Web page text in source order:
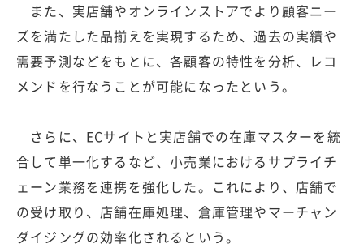
また、実店舗やオンラインストアでより顧客ニー
ズを満たした品揃えを実現するため、過去の実績や
需要予測などをもとに、各顧客の特性を分析、レコ
メンドを行なうことが可能になったという。
さらに、ECサイトと実店舗での在庫マスターを統
合して単一化するなど、小売業におけるサプライチ
ェーン業務を連携を強化した。これにより、店舗で
の受け取り、店舗在庫処理、倉庫管理やマーチャン
ダイジングの効率化されるという。